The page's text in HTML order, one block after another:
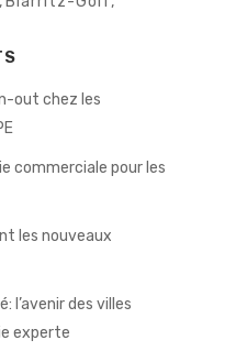
out chez les
commerciale pour les
les nouveaux
l’avenir des villes
experte